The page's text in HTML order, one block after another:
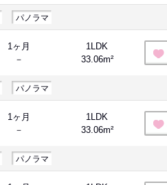
パノラマ
1ヶ月
－
1LDK
33.06m²
パノラマ
1ヶ月
－
1LDK
33.06m²
パノラマ